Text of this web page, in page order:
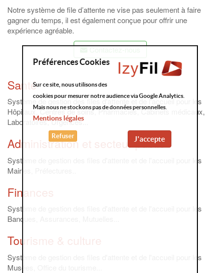
Notre système de file d’attente ne vise pas seulement à faire
gagner du temps, il est également conçue pour offrir une
expérience agréable.
Contactez-nous
Santé
Système de gestion des files d'attente et de l'accueil pour les
Hôpitaux, Centres de soins, Pharmacies, Cabinets médicaux,
Laboratoires, Urgences...
Administration et secteur public
Système de gestion des files d'attente et de l'accueil pour les
Mairies, Préfectures..
Finances
Système de gestion des files d'attente et de l'accueil pour les
Banques, Assurances, Mutuelles...
Tourisme & culture
Système de gestion des files d'attente et de l'accueil pour les
Musées, Office du tourisme...
Préférences Cookies
Sur ce site, nous utilisons des
cookies pour mesurer notre audience via Google Analytics.
Mais nous ne stockons pas de données personnelles.
Mentions légales
J'accepte
Refuser